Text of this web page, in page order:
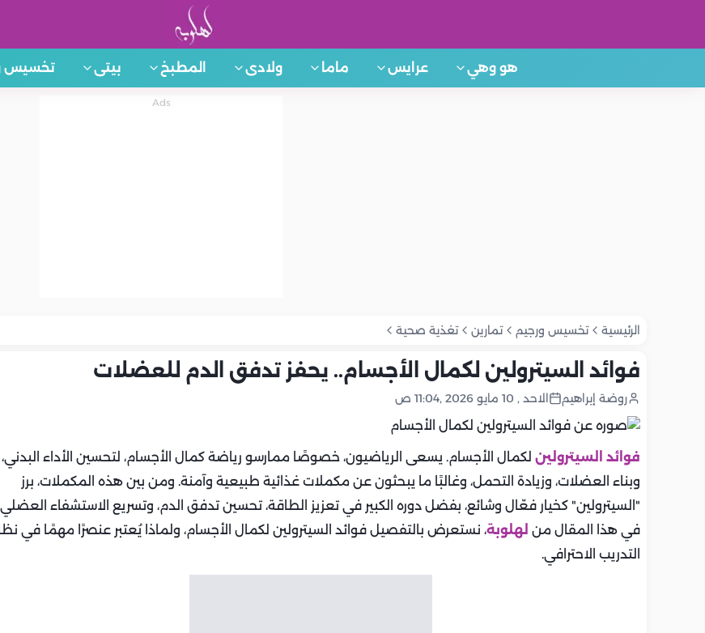
هو وهي عرايس ماما ولادى المطبخ بيتى تخسيس
الرئيسية تخسيس ورجيم تمارين تغذية صحية
فوائد السيترولين لكمال الأجسام.. يحفز تدفق الدم للعضلات
روضة إبراهيم الاحد , 10 مايو 2026 ,11:04 ص
فوائد السيترولين لكمال الأجسام. يسعى الرياضيون، خصوصًا ممارسو رياضة كمال الأجسام، لتحسين الأداء البدني،
وبناء العضلات، وزيادة التحمل، وغالبًا ما يبحثون عن مكملات غذائية طبيعية وآمنة. ومن بين هذه المكملات، برز
"السيترولين" كخيار فعّال وشائع، بفضل دوره الكبير في تعزيز الطاقة، تحسين تدفق الدم، وتسريع الاستشفاء
في هذا المقال من لهلوبة، نستعرض بالتفصيل فوائد السيترولين لكمال الأجسام، ولماذا يُعتبر عنصرًا مهمًا في
التدريب الاحترافي.